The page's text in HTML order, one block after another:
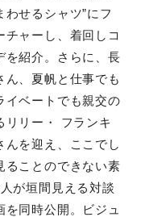
わせるシャツ”にフ
チャーし、着回しコ
を紹介。さらに、長
ん、夏帆と仕事でも
イベートでも親交の
リリー・ フランキ
んを迎え、ここでし
ることのできない素
が垣間見える対談
を同時公開。ビジュ